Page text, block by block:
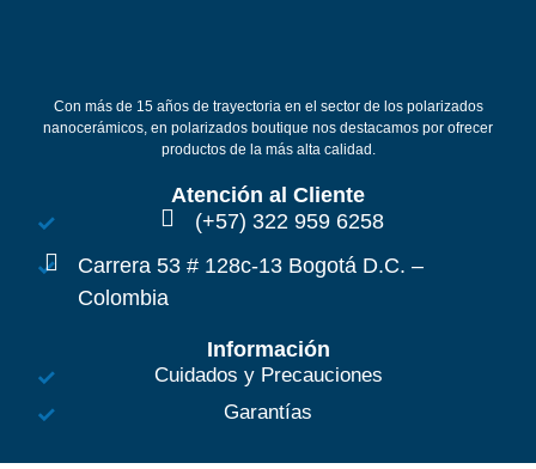
Con más de 15 años de trayectoria en el sector de los polarizados
nanocerámicos, en polarizados boutique nos destacamos por ofrecer
productos de la más alta calidad.
Atención al Cliente
(+57) 322 959 6258
Carrera 53 # 128c-13 Bogotá D.C. –
Colombia
Información
Cuidados y Precauciones
Garantías